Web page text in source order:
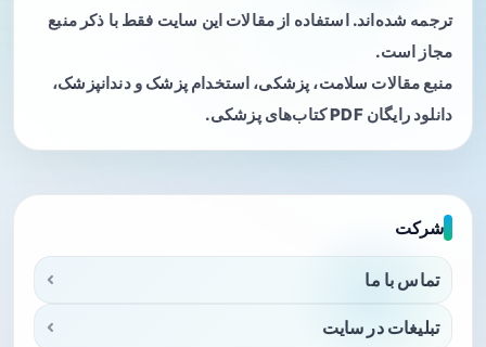
ترجمه شده‌اند. استفاده از مقالات این سایت فقط با ذکر منبع
مجاز است.
منبع مقالات سلامت، پزشکی، استخدام پزشک و دندانپزشک،
دانلود رایگان PDF کتاب‌های پزشکی.
شرکت
تماس با ما
تبلیغات در سایت